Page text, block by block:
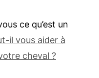
ce qu’est un
il vous aider à
cheval ?